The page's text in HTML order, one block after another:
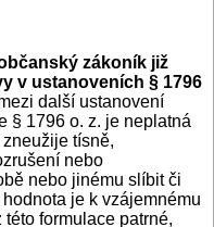
zákoník již
v ustanoveních § 1796
další ustanovení
§ 1796 o. z. je neplatná
tísně,
nebo
nebo jinému slíbit či
je k vzájemnému
formulace patrné,